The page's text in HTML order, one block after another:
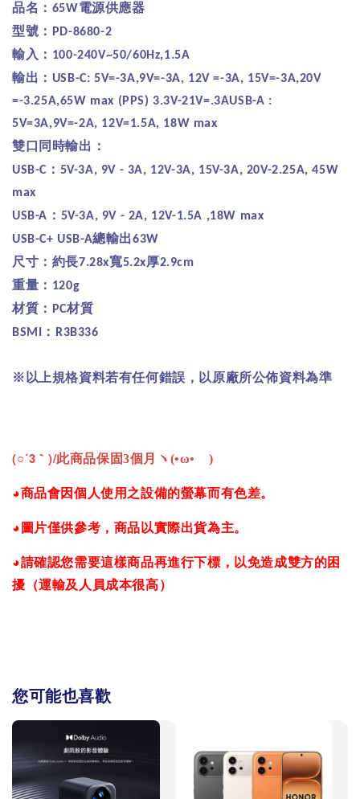
品名： 65W電源供應器
型號： PD-8680-2
輸入： 100-240V~50/60Hz,1.5A
輸出： USB-C: 5V=-3A,9V=-3A, 12V =-3A, 15V=-3A,20V
=-3.25A,65W max (PPS) 3.3V-21V=.3AUSB-A :
5V=3A,9V=-2A, 12V=1.5A, 18W max
雙口同時輸出：
USB-C ： 5V-3A, 9V - 3A, 12V-3A, 15V-3A, 20V-2.25A, 45W
max
USB-A ： 5V-3A, 9V - 2A, 12V-1.5A ,18W max
USB-C+ USB-A總輸出63W
尺寸：約長7.28x寬5.2x厚2.9cm
重量： 120g
材質： PC材質
BSMI ： R3B336
※以上規格資料若有任何錯誤，以原廠所公佈資料為準
(○´3｀)/此商品保固3個月ヽ(•ω•ゞ)
◕商品會因個人使用之設備的螢幕而有色差。
◕圖片僅供參考，商品以實際出貨為主。
◕請確認您需要這樣商品再進行下標，以免造成雙方的困
擾（運輸及人員成本很高）
您可能也喜歡